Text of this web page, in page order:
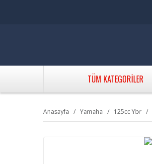
TÜM KATEGORİLER
Anasayfa Yamaha 125cc Ybr